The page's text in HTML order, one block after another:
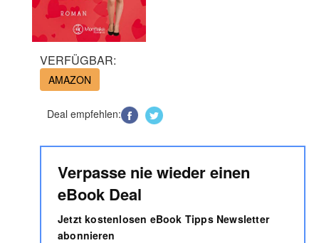
VERFÜGBAR:
AMAZON
Deal empfehlen:
Verpasse nie wieder einen
eBook Deal
Jetzt kostenlosen eBook Tipps Newsletter
abonnieren